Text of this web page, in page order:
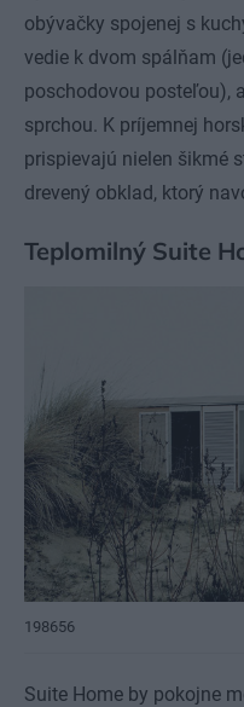
obývačky spojenej s
vedie k dvom spálňam
poschodovou posteľou),
sprchou. K príjemnej
prispievajú nielen šikmé
drevený obklad, ktorý
Teplomilný Suite
198656
Suite Home by pokojne